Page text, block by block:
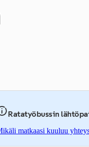
Ratatyöbussin
matkaasi kuuluu
Avataan uudessa